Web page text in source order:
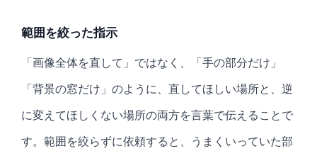
範囲を絞った指示
「画像全体を直して」ではなく、「手の部分だけ」
「背景の窓だけ」のように、直してほしい場所と、逆
に変えてほしくない場所の両方を言葉で伝えることで
す。範囲を絞らずに依頼すると、うまくいっていた部